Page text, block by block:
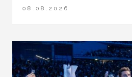
08.08.2026